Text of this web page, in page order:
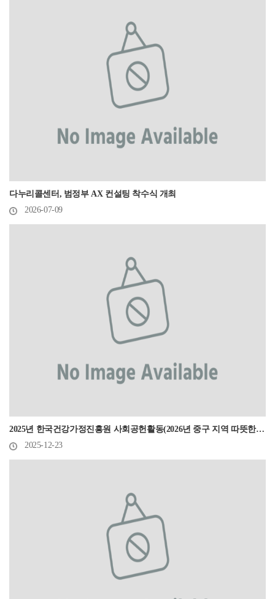
다누리콜센터, 범정부 AX 컨설팅 착수식 개최
2026-07-09
2025년 한국건강가정진흥원 사회공헌활동(2026년 중구 지역 따뜻한 겨울나기 성금 모금)
2025-12-23